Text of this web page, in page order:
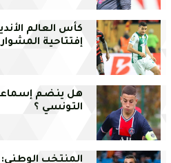
كأس العالم
إفتتاحية
هل ينضم
التونسي ؟
المنتخب